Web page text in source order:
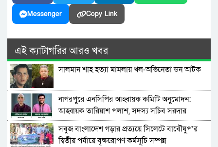
Messenger Copy Link
এই ক্যাটাগরির আরও খবর
সালমান শাহ হত্যা মামলায় খল-অভিনেতা ডন আটক
নাগরপুরে এনসিপির আহ্বায়ক কমিটি অনুমোদন:
আহ্বায়ক তারিয়াশ পলাশ, সদস্য সচিব সরদার
আশরাফ
সবুজ বাংলাদেশ গড়ার প্রত্যয়ে সিলেটে বাবৌযুপ’র
দ্বিতীয় পর্যায়ে বৃক্ষরোপণ কর্মসূচি সম্পন্ন